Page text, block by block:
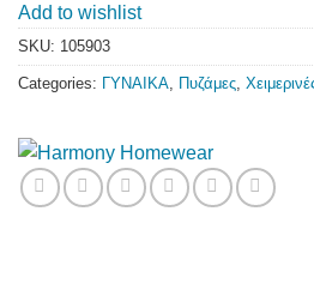
Add to wishlist
SKU: 105903
Categories: ΓΥΝΑΙΚΑ Πυζάμες